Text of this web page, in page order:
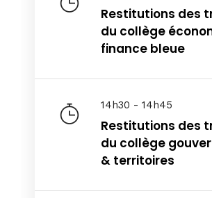
Restitutions des
du collège
finance bleue
14h30 - 14h45
Restitutions des
du collège
& territoires
Sunday to Wednesday
December 23 to 26, 2022
Where
467 Davidson ave
Get directions